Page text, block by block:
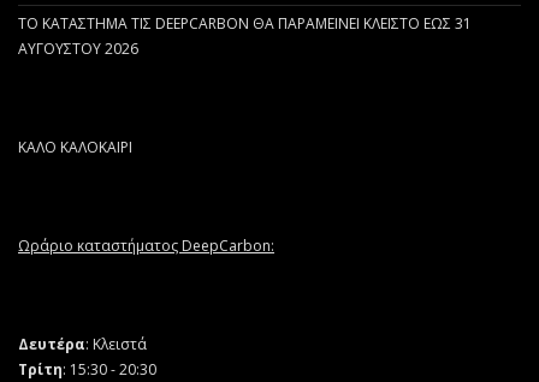
ΤΟ ΚΑΤΑΣΤΗΜΑ ΤΙΣ DEEPCARBON ΘΑ ΠΑΡΑΜΕΙΝΕΙ ΚΛΕΙΣΤΟ ΕΩΣ 31
ΑΥΓΟΥΣΤΟΥ 2026
ΚΑΛΟ ΚΑΛΟΚΑΙΡΙ
Ωράριο καταστήματος DeepCarbon:
Δευτέρα: Κλειστά
Τρίτη: 15:30 - 20:30